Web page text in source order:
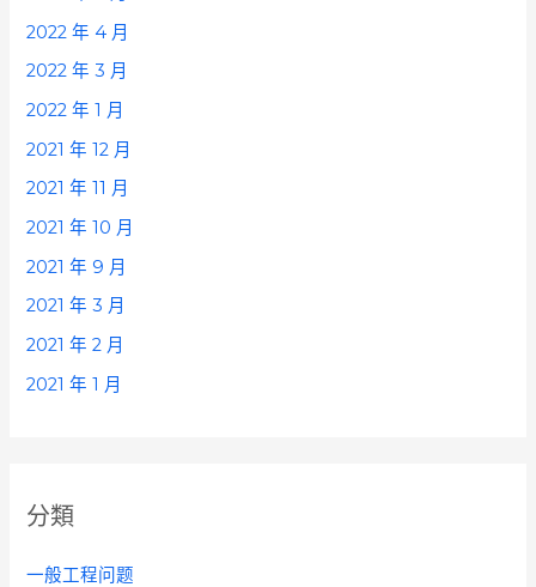
2022 年 4 月
2022 年 3 月
2022 年 1 月
2021 年 12 月
2021 年 11 月
2021 年 10 月
2021 年 9 月
2021 年 3 月
2021 年 2 月
2021 年 1 月
分類
一般工程问题